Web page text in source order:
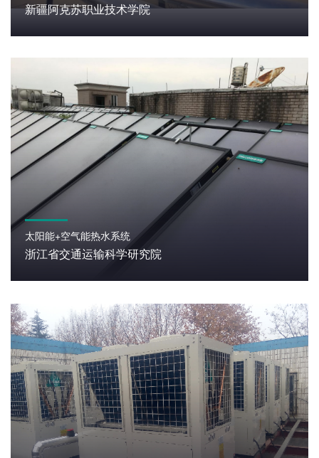
新疆阿克苏职业技术学院
太阳能+空气能热水系统
浙江省交通运输科学研究院